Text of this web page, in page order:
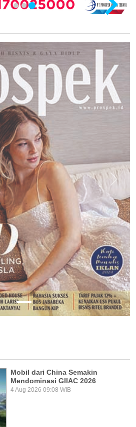
Next
Mobil dari China Semakin
Mendominasi GIIAC 2026
4 Aug 2026 09:08 WIB